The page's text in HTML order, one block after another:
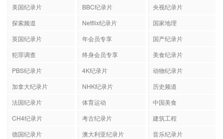
美国纪录片 BBC纪录片
央视纪录片
探索频道
Netflix纪录片
国家地理
英国纪录片
年会员专享
国产纪录片
犯罪调查
终身会员专享
美食纪录片
PBS纪录片
4K纪录片
动物纪录片
加拿大纪录片
NHK纪录片
历史频道
法国纪录片
体育运动
中国美食
CH4纪录片
考古纪录片
建筑工程
德国纪录片
澳大利亚纪录片
音乐纪录片